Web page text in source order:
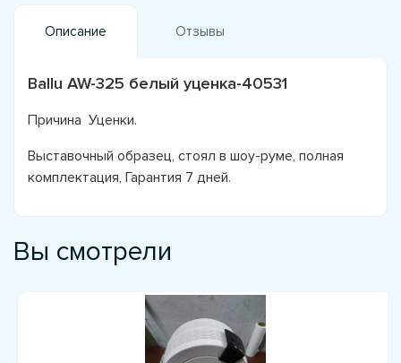
Описание Отзывы
Ballu AW-325 белый уценка-40531
Причина Уценки.
Выставочный образец, стоял в шоу-руме, полная
комплектация, Гарантия 7 дней.
Вы смотрели